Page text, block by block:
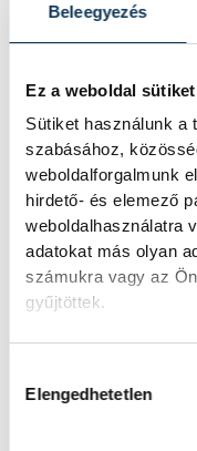
Beleegyezés
Ez a weboldal
Sütiket használunk a
szabásához,
weboldalforgalmunk
hirdető- és elemező
weboldalhasználatra
adatokat más olyan
számukra vagy az
gyűjtöttek.
Elengedhetetlen
A Balatoni
hirdette meg
hely nyert...
júliusi
Hatalmas
elemzők a
adatot.